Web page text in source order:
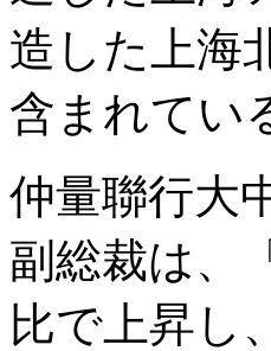
造した上海
含まれてい
仲量聯行大
副総裁は、
比で上昇し